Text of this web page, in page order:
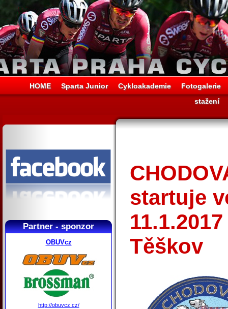
HOME Sparta Junior Cykloakademie
Fotogalerie
stažení
Partner - sponzor
OBUVcz
http://obuvcz.cz/
startuje
Těškov